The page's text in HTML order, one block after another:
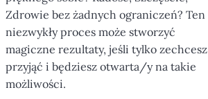
Zdrowie bez żadnych ograniczeń? Ten
niezwykły proces może stworzyć
magiczne rezultaty, jeśli tylko zechcesz
przyjąć i będziesz otwarta/y na takie
możliwości.